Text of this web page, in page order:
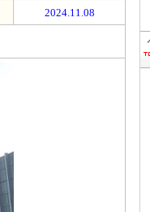
2024.11.08